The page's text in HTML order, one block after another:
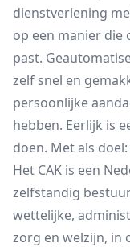
dienstverlening
op een manier
past.
zelf snel en
persoonlijke
hebben. Eerlijk is
doen. Met als
Het CAK is een
zelfstandig
wettelijke,
zorg en welzijn, in